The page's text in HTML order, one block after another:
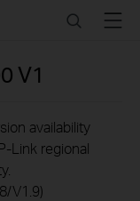
SearchMenu
V1
availability
Link regional
V1.9)